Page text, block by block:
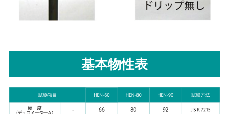
基本物性表